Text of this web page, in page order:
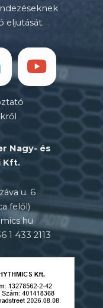
eljutását.
Nagy- és
Kft.
u. 6
felől)
1 433 2113